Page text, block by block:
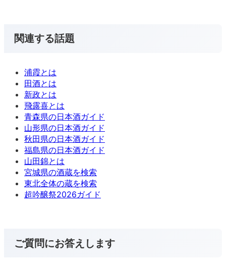
関連する話題
浦霞とは
田酒とは
新政とは
飛露喜とは
青森県の日本酒ガイド
山形県の日本酒ガイド
秋田県の日本酒ガイド
福島県の日本酒ガイド
山田錦とは
宮城県の酒蔵を検索
東北全体の蔵を検索
超吟醸祭2026ガイド
ご質問にお答えします